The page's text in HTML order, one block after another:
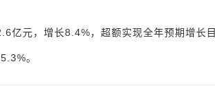
亿元，增长8.4%，超额实现全年预期增长
。